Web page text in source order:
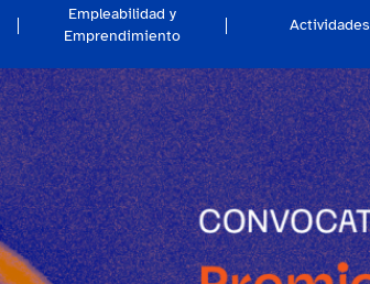
Empleabilidad y
Emprendimiento
Actividades